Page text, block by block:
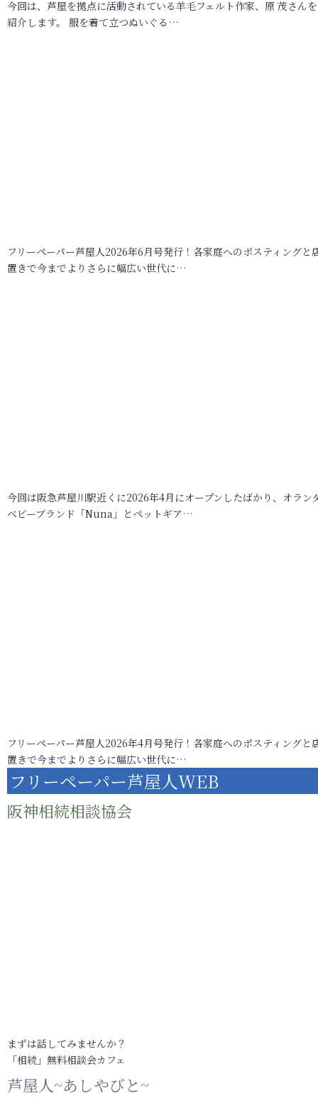
今回は、芦屋を拠点に活動されている羊毛フェルト作家、原 茂さん
紹介します。 服を着て立つぬいぐる…
フリーペーパー芦屋人2026年6月号発行！各家庭へのポスティングと
置きで今までよりさらに幅広い世代に…
今回は阪急芦屋川駅近くに2026年4月にオープンしたばかり、オラン
ベビーブランド「Nuna」とペットギア…
フリーペーパー芦屋人2026年4月号発行！各家庭へのポスティングと
置きで今までよりさらに幅広い世代に…
フリーペーパー芦屋人WEB
阪神相続相談協会
まずは話してみませんか？
「相続」無料相談会カフェ
芦屋人~あしやびと~